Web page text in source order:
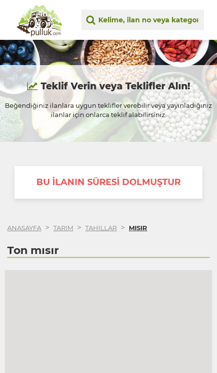
Teklif Verin veya Teklifler Alın!
Beğendiğiniz ilanlara uygun teklifler verebilir veya yayınladığınız
ilanlar için onlarca teklif alabilirsiniz.
BU İLANIN SÜRESİ DOLMUŞTUR
ANASAYFA > TARIM > TAHILLAR > MISIR
Ton mısır